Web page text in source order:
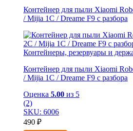
Контейнер для пыли Xiaomi
/ Mijia 1C / Dreame F9 с разбора
Контейнеры, резервуары и
Контейнер для пыли Xiaomi
/ Mijia 1C / Dreame F9 с разбора
Оценка 5.00 из 5
(2)
SKU: 6006
490 ₽